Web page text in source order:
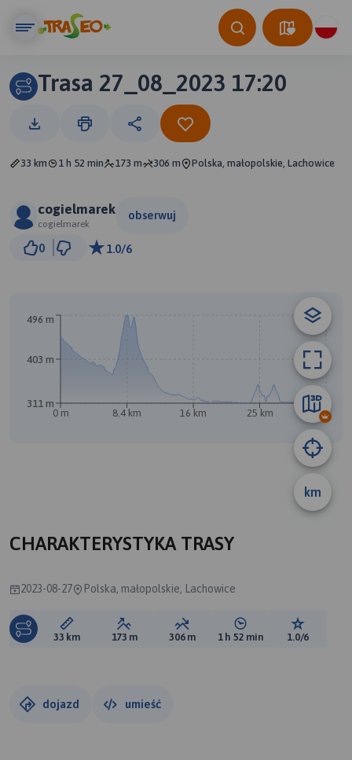
Trasa 27_08_2023 17:20
33 km 1 h 52 min 173 m 306 m Polska, małopolskie, Lachowice
cogielmarek
cogielmarek
obserwuj
0 1.0/6
km
0 m 8.4 km 16 km 25 km 33 km
311 m
403 m
496 m
CHARAKTERYSTYKA TRASY
2023-08-27 Polska, małopolskie, Lachowice
Długość trasy:
33 km Suma przewyższeń:
173 m Suma spadków:
306 m Średni czas potrzebny
1 h 52 min Ocena
1.0/6
dojazd umieść